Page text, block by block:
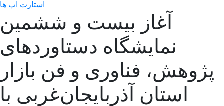
استارت اپ ها
آغاز بیست و ششمین
نمایشگاه دستاوردهای
پژوهش، فناوری و فن بازار
استان آذربایجان‌غربی با